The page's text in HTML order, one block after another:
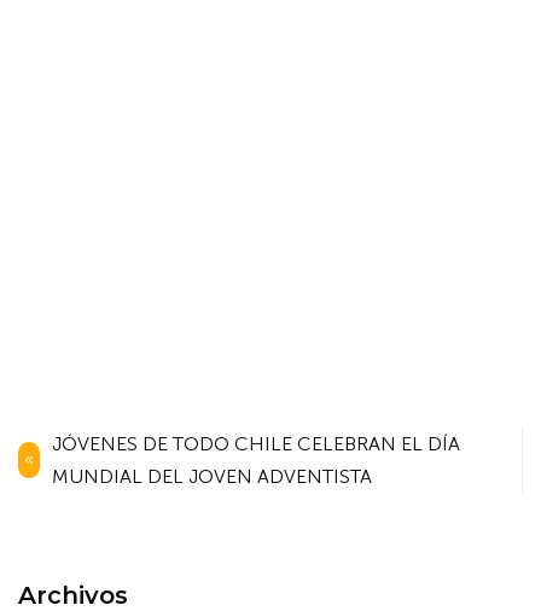
Navegación
de
JÓVENES DE TODO CHILE CELEBRAN EL DÍA
MUNDIAL DEL JOVEN ADVENTISTA
Archivos